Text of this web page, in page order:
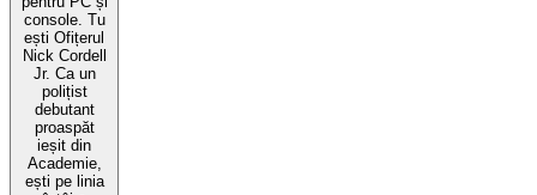
console. Tu
ești Ofițerul
Nick Cordell
Jr. Ca un
polițist
debutant
proaspăt
ieșit din
Academie,
ești pe linia